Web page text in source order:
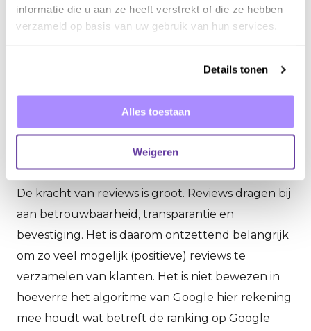
informatie die u aan ze heeft verstrekt of die ze hebben
verzameld op basis van uw gebruik van hun services.
Details tonen
Alles toestaan
Weigeren
zijn direct in Google te lezen en dit is een goede
manier om je producten, diensten, nieuwtjes of
kunt hier ook foto’s aan toevoegen en doorlinken
naar je website. Een gemiste kans dus als je hier
4. LAAT KLANTEN REVIEWS
SCHRIJVEN ÉN REAGEER HIEROP
De kracht van reviews is groot. Reviews dragen bij
aan betrouwbaarheid, transparantie en
bevestiging. Het is daarom ontzettend belangrijk
om zo veel mogelijk (positieve) reviews te
verzamelen van klanten. Het is niet bewezen in
hoeverre het algoritme van Google hier rekening
mee houdt wat betreft de ranking op Google